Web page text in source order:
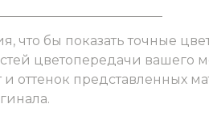
что бы показать точные
цветопередачи вашего
оттенок представленных